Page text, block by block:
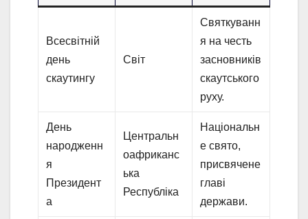
Всесвітній
день
скаутингу
Світ
Святкуванн
я на честь
засновників
скаутського
руху.
День
народженн
я
Президент
а
Центральн
оафриканс
ька
Республіка
Національн
е свято,
присвячене
главі
держави.